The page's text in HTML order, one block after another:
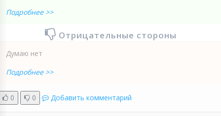
Подробнее >>
Отрицательные стороны
Думаю нет
Подробнее >>
0 0 Добавить комментарий